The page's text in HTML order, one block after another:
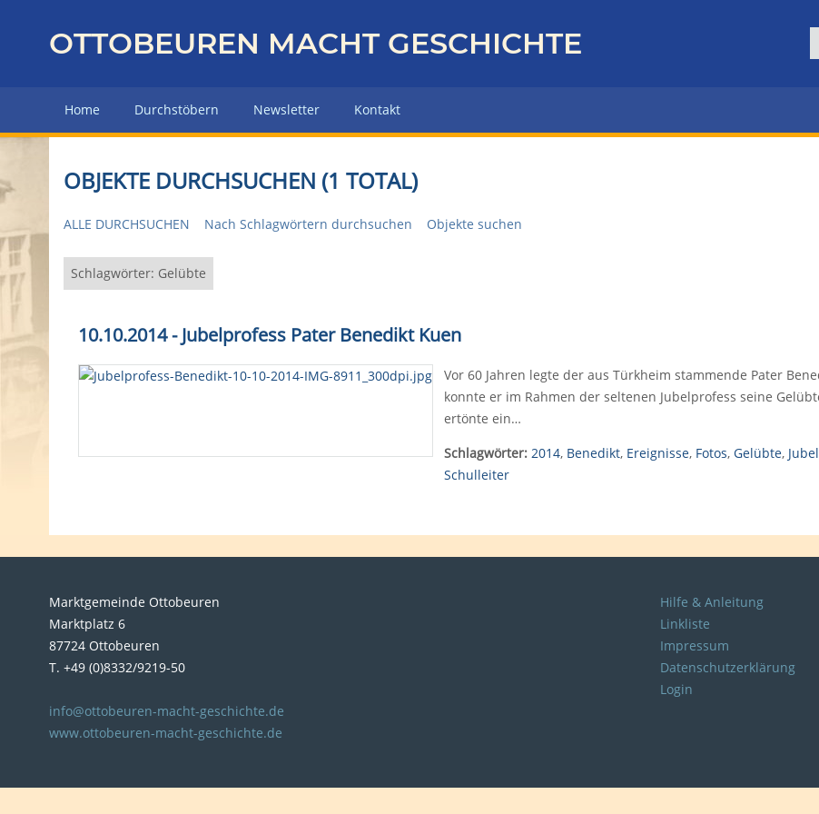
z
r
H
u
p
e
OTTOBEUREN MACHT GESCHICHTE
Home Durchstöbern Newsletter Kontakt
OBJEKTE DURCHSUCHEN (1 TOTAL)
ALLE DURCHSUCHEN Nach Schlagwörtern durchsuchen Objekte suchen
Schlagwörter: Gelübte
10.10.2014 - Jubelprofess Pater Benedikt Kuen
Vor 60 Jahren legte der aus Türkheim stammende Pater
konnte er im Rahmen der seltenen Jubelprofess seine
ertönte ein…
Schlagwörter: 2014, Benedikt, Ereignisse, Fotos, Gelübte,
Schulleiter
Marktgemeinde Ottobeuren
Marktplatz 6
87724 Ottobeuren
T. +49 (0)8332/9219-50
info@ottobeuren-macht-geschichte.de
www.ottobeuren-macht-geschichte.de
Hilfe & Anleitung
Linkliste
Impressum
Datenschutzerklärung
Login